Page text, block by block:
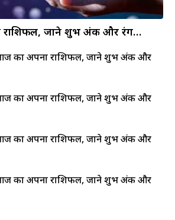
जाने शुभ अंक और रंग…
का अपना राशिफल, जाने शुभ अंक और
का अपना राशिफल, जाने शुभ अंक और
का अपना राशिफल, जाने शुभ अंक और
का अपना राशिफल, जाने शुभ अंक और